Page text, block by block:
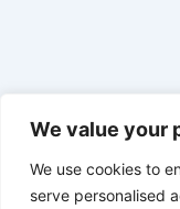
We value your
We use cookies to
serve personalised
Om Oss
Ofte